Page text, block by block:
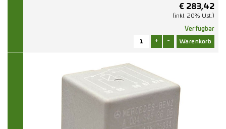
€ 283,42
(inkl. 20% Ust.)
Verfügbar
+ -